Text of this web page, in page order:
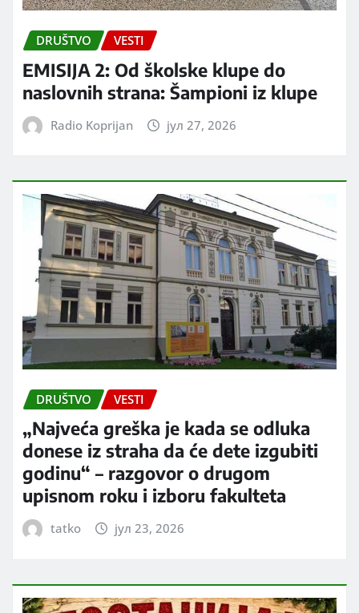
DRUŠTVO VESTI
EMISIJA 2: Od školske klupe do
naslovnih strana: Šampioni iz klupe
Radio Koprijan јул 27, 2026
DRUŠTVO VESTI
„Najveća greška je kada se odluka
donese iz straha da će dete izgubiti
godinu“ – razgovor o drugom
upisnom roku i izboru fakulteta
tatko јул 23, 2026